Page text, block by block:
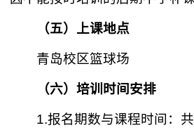
（五）上课地点
青岛校区篮球场
（六）培训时间安排
1.报名期数与课程时间：